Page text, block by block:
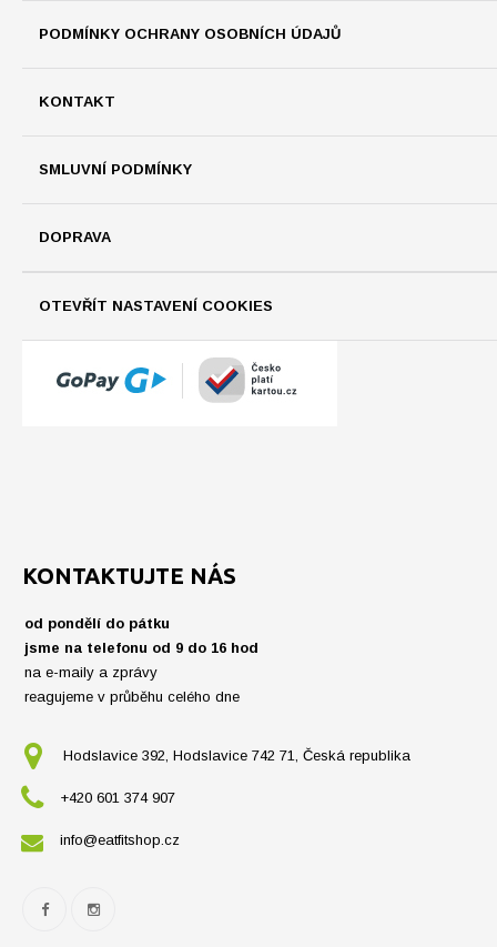
PODMÍNKY OCHRANY OSOBNÍCH ÚDAJŮ
KONTAKT
SMLUVNÍ PODMÍNKY
DOPRAVA
OTEVŘÍT NASTAVENÍ COOKIES
KONTAKTUJTE NÁS
od pondělí do pátku
jsme na telefonu od 9 do 16 hod
na e-maily a zprávy
reagujeme v průběhu celého dne
Hodslavice 392, Hodslavice 742 71, Česká republika
+420 601 374 907
info@eatfitshop.cz